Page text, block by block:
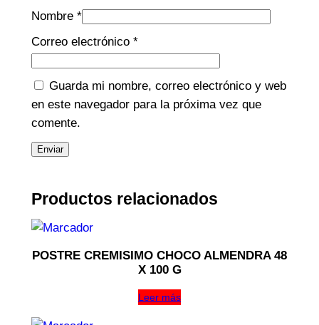
Nombre *
Correo electrónico *
Guarda mi nombre, correo electrónico y web
en este navegador para la próxima vez que
comente.
Productos relacionados
POSTRE CREMISIMO CHOCO ALMENDRA 48
X 100 G
Leer más